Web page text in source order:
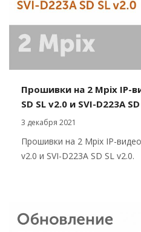
Прошивки на 2 Mpix IP-
SD SL v2.0 и SVI-D223A
3 декабря 2021
Прошивки на 2 Mpix IP-
v2.0 и SVI-D223A SD SL v2.0.